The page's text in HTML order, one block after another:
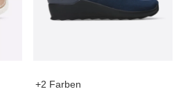
+2 Farben